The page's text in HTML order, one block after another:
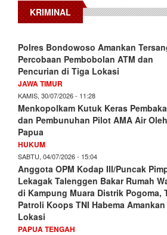
KRIMINAL
Polres Bondowoso Amankan
Percobaan Pembobolan ATM dan
Pencurian di Tiga Lokasi
JAWA TIMUR
KAMIS, 30/07/2026 - 11:28
Menkopolkam Kutuk Keras
dan Pembunuhan Pilot AMA Air
Papua
HUKUM
SABTU, 04/07/2026 - 15:04
Anggota OPM Kodap III/Puncak
Lekagak Talenggen Bakar Rumah
di Kampung Muara Distrik Pogoma,
Patroli Koops TNI Habema Amankan
Lokasi
PAPUA TENGAH